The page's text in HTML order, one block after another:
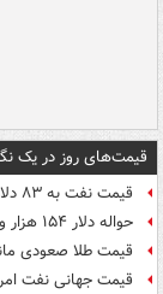
قیمت‌های روز در یک
قیمت نفت به ۸۳ دلار و ۵۵ سنت در هر بشکه رسید
حواله دلار ۱۵۴ هزار و ۴۵۱ تومان شد
قیمت طلا صعودی
قیمت جهانی نفت امروز ۱۶